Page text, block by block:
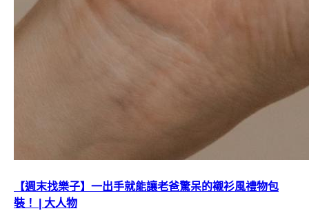
【週末找樂子】一出手就能讓老爸驚呆的襯衫風禮物包
裝！ | 大人物